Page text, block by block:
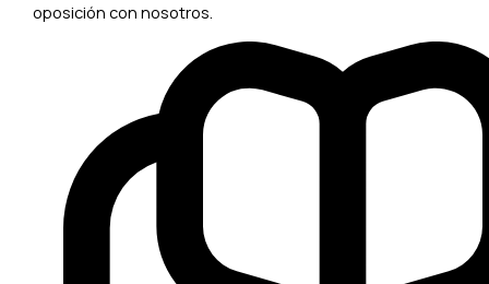
oposición con nosotros.